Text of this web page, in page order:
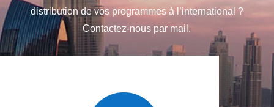
distribution de vos programmes à l’international ?
Contactez-nous par mail.